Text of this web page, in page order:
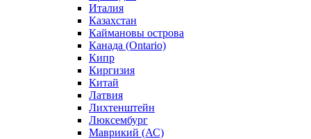
Италия
Казахстан
Каймановы острова
Канада (Ontario)
Кипр
Киргизия
Китай
Латвия
Лихтенштейн
Люксембург
Маврикий (АС)